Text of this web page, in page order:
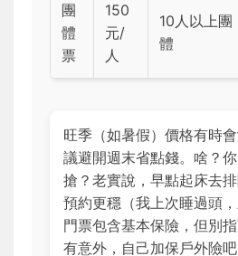
團
體
票
150
元/
人
10人以上團
體
旺季（如暑假）價格有時
議避開週末省點錢。啥？
搶？老實說，早點起床去
預約更穩（我上次睡過頭，
門票包含基本保險，但別
有意外，自己加保戶外險